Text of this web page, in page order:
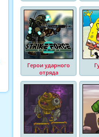
Герои ударного
отряда